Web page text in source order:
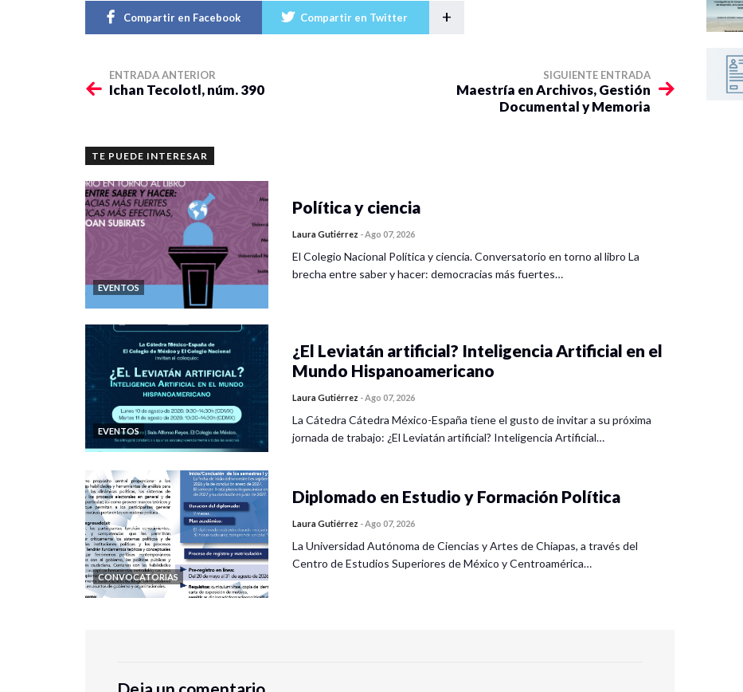
Compartir en Facebook Compartir en Twitter +
ENTRADA ANTERIOR
Ichan Tecolotl, núm. 390
SIGUIENTE ENTRADA
Maestría en Archivos, Gestión
Documental y Memoria
TE PUEDE INTERESAR
EVENTOS
Política y ciencia
Laura Gutiérrez -Ago 07, 2026
El Colegio Nacional Política y ciencia. Conversatorio en torno al libro La
brecha entre saber y hacer: democracias más fuertes…
EVENTOS
¿El Leviatán artificial? Inteligencia Artificial en el
Mundo Hispanoamericano
Laura Gutiérrez -Ago 07, 2026
La Cátedra Cátedra México-España tiene el gusto de invitar a su próxima
jornada de trabajo: ¿El Leviatán artificial? Inteligencia Artificial…
CONVOCATORIAS
Diplomado en Estudio y Formación Política
Laura Gutiérrez -Ago 07, 2026
La Universidad Autónoma de Ciencias y Artes de Chiapas, a través del
Centro de Estudios Superiores de México y Centroamérica…